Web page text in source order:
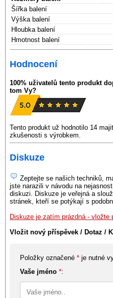
Šířka balení
Výška balení
Hloubka balení
Hmotnost balení
Hodnocení
100% uživatelů tento produkt
tom Vy?
Tento produkt už hodnotilo 14
zkušenosti s výrobkem.
Diskuze
Zeptejte se našich techniků,
jste narazili v návodu na
diskuzi. Diskuze je veřejná a
stránek, kteří se potýkají s
Diskuze je zatím prázdná - vložte
Vložit nový příspěvek / Dotaz /
Položky označené * je nutné
Vaše jméno *: